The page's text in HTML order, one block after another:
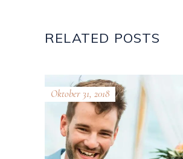
RELATED POSTS
Oktober 31, 2018